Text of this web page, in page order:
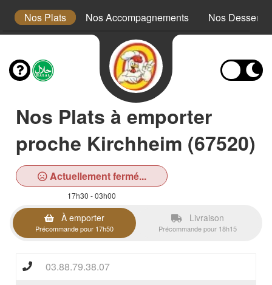
Nos Plats Nos Accompagnements Nos Desserts
Nos Plats à emporter
proche Kirchheim (67520)
Actuellement fermé...
17h30 - 03h00
À emporter
Précommande pour 17h50
Livraison
Précommande pour 18h15
03.88.79.38.07